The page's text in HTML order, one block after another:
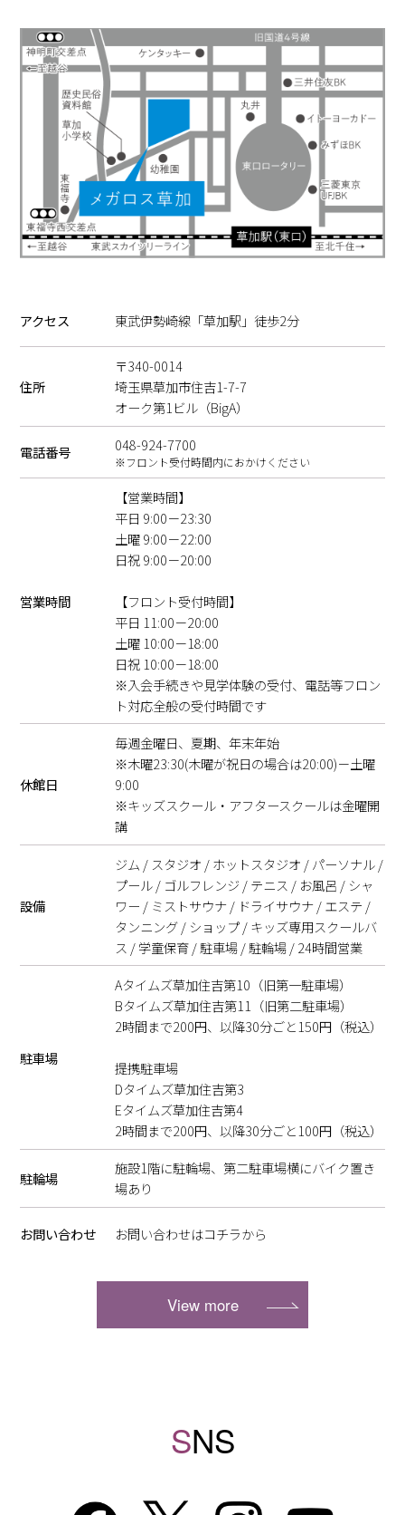
アクセス 東武伊勢崎線「草加駅」徒歩2分
住所
〒340-0014
埼玉県草加市住吉1-7-7
オーク第1ビル（BigA）
電話番号 048-924-7700
※フロント受付時間内におかけください
営業時間
【営業時間】
平日 9:00－23:30
土曜 9:00－22:00
日祝 9:00－20:00
【フロント受付時間】
平日 11:00－20:00
土曜 10:00－18:00
日祝 10:00－18:00
※入会手続きや見学体験の受付、電話等フロン
ト対応全般の受付時間です
休館日
毎週金曜日、夏期、年末年始
※木曜23:30(木曜が祝日の場合は20:00)－土曜
9:00
※キッズスクール・アフタースクールは金曜開
講
設備
ジム / スタジオ / ホットスタジオ / パーソナル /
プール / ゴルフレンジ / テニス / お風呂 / シャ
ワー / ミストサウナ / ドライサウナ / エステ /
タンニング / ショップ / キッズ専用スクールバ
ス / 学童保育 / 駐車場 / 駐輪場 / 24時間営業
駐車場
Aタイムズ草加住吉第10（旧第一駐車場）
Bタイムズ草加住吉第11（旧第二駐車場）
2時間まで200円、以降30分ごと150円（税込）
提携駐車場
Dタイムズ草加住吉第3
Eタイムズ草加住吉第4
2時間まで200円、以降30分ごと100円（税込）
駐輪場
施設1階に駐輪場、第二駐車場横にバイク置き
場あり
お問い合わせ お問い合わせはコチラから
View more
SNS